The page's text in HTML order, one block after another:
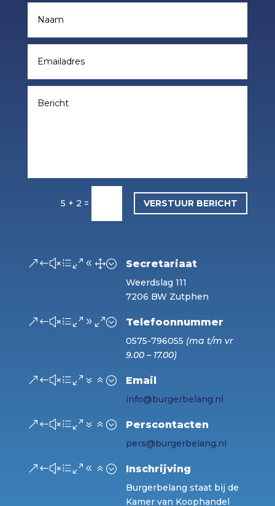
5 + 2 = VERSTUUR BERICHT
&#xe081; Secretariaat
Weerdslag 111
7206 BW Zutphen
&#xe090; Telefoonnummer
0575-796055 (ma t/m vr
9.00 – 17.00)
&#xe076; Email
info@burgerbelang.nl
&#xe076; Perscontacten
pers@burgerbelang.nl
&#xe086; Inschrijving
Burgerbelang staat bij de
Kamer van Koophandel